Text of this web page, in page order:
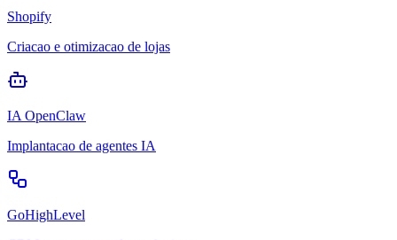
Shopify
Criacao e otimizacao de lojas
IA OpenClaw
Implantacao de agentes IA
GoHighLevel